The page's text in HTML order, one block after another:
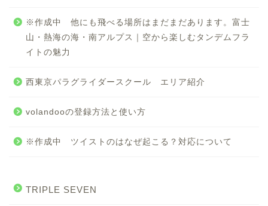
※作成中 他にも飛べる場所はまだまだあります。富士
山・熱海の海・南アルプス｜空から楽しむタンデムフラ
イトの魅力
西東京パラグライダースクール エリア紹介
volandooの登録方法と使い方
※作成中 ツイストのはなぜ起こる？対応について
TRIPLE SEVEN